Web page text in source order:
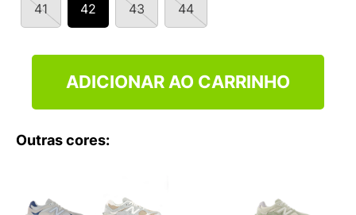
41 42 43 44
ADICIONAR AO CARRINHO
Outras cores: